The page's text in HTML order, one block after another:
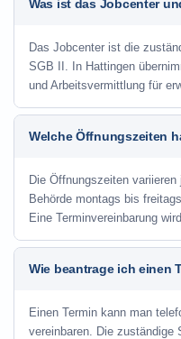
Was ist das Jobcenter
Das Jobcenter ist die
SGB II. In Hattingen
und Arbeitsvermittlung für
Welche Öffnungszeiten
Die Öffnungszeiten
Behörde montags bis
Eine Terminvereinbarung
Wie beantrage ich einen
Einen Termin kann man
vereinbaren. Die zuständige